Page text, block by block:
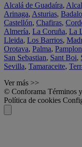
Alcalá de Guadaíra,
Arinaga, Asturias,
Castellón, Chafiras,
Almería, La Coruña, La
Lleida, Los Barrios,
Orotava, Palma,
San Sebastian, Sant Boi,
Sevilla, Tamaraceite,
Ver más >>
© Conforama Términos
Política de cookies